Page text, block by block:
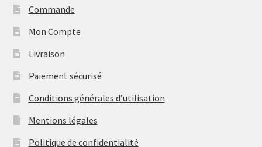
Commande
Mon Compte
Livraison
Paiement sécurisé
Conditions générales d’utilisation
Mentions légales
Politique de confidentialité